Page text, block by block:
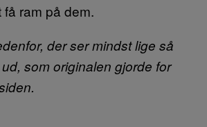
ram på dem.
der ser mindst lige så
som originalen gjorde for